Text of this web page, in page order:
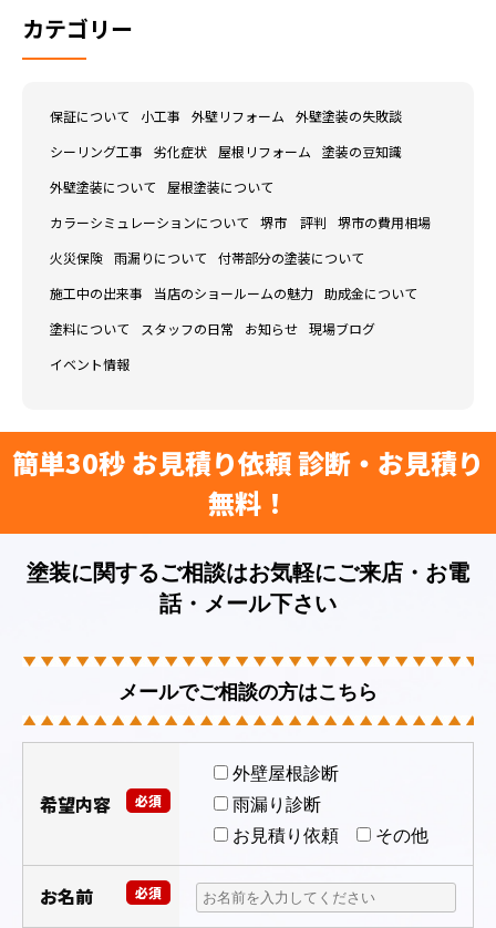
カテゴリー
保証について 小工事 外壁リフォーム 外壁塗装の失敗談
シーリング工事 劣化症状 屋根リフォーム 塗装の豆知識
外壁塗装について 屋根塗装について
カラーシミュレーションについて 堺市 評判 堺市の費用相場
火災保険 雨漏りについて 付帯部分の塗装について
施工中の出来事 当店のショールームの魅力 助成金について
塗料について スタッフの日常 お知らせ 現場ブログ
イベント情報
簡単30秒 お見積り依頼 診断・お見積り
無料！
塗装に関するご相談はお気軽にご来店・お電
話・メール下さい
メールでご相談の方はこちら
必須
希望内容
外壁屋根診断
雨漏り診断
お見積り依頼
その他
お名前 必須